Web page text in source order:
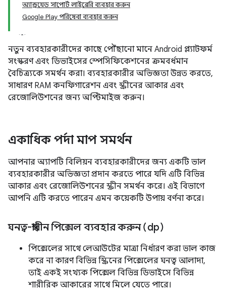
অ্যান্ড্রয়েড সাপোর্ট লাইব্রেরি ব্যবহার করুন
Google Play পরিষেবা ব্যবহার করুন
নতুন ব্যবহারকারীদের কাছে পৌঁছানো মানে Android প্ল্যাটফর্ম
সংস্করণ এবং ডিভাইসের স্পেসিফিকেশনের ক্রমবর্ধমান
বৈচিত্র্যকে সমর্থন করা। ব্যবহারকারীর অভিজ্ঞতা উন্নত করতে,
সাধারণ RAM কনফিগারেশন এবং স্ক্রীনের আকার এবং
রেজোলিউশনের জন্য অপ্টিমাইজ করুন।
একাধিক পর্দা মাপ সমর্থন
আপনার অ্যাপটি বিলিয়ন ব্যবহারকারীদের জন্য একটি ভাল
ব্যবহারকারীর অভিজ্ঞতা প্রদান করতে পারে যদি এটি বিভিন্ন
আকার এবং রেজোলিউশনের স্ক্রীন সমর্থন করে। এই বিভাগে
আপনি এটি করতে পারেন এমন কয়েকটি উপায় বর্ণনা করে।
ঘনত্ব-স্বাধীন পিক্সেল ব্যবহার করুন (dp)
পিক্সেলের সাথে লেআউটের মাত্রা নির্ধারণ করা ভাল কাজ
করে না কারণ বিভিন্ন স্ক্রিনের পিক্সেলের ঘনত্ব আলাদা,
তাই একই সংখ্যক পিক্সেল বিভিন্ন ডিভাইসে বিভিন্ন
শারীরিক আকারের সাথে মিলে যেতে পারে।